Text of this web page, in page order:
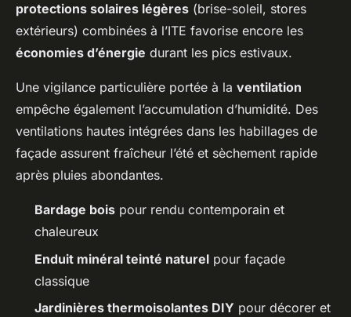
protections solaires légères (brise-soleil, stores
extérieurs) combinées à l’ITE favorise encore les
économies d’énergie durant les pics estivaux.
Une vigilance particulière portée à la ventilation
empêche également l’accumulation d’humidité. Des
ventilations hautes intégrées dans les habillages de
façade assurent fraîcheur l’été et sèchement rapide
après pluies abondantes.
Bardage bois pour rendu contemporain et
chaleureux
Enduit minéral teinté naturel pour façade
classique
Jardinières thermoisolantes DIY pour décorer et